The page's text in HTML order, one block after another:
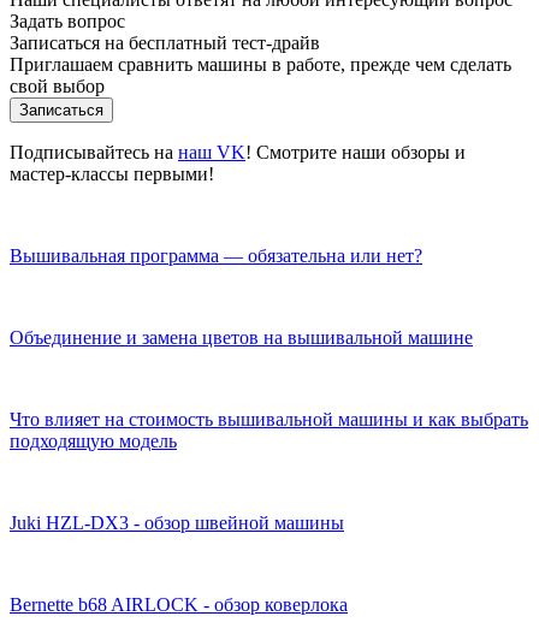
Задать вопрос
Записаться на бесплатный тест-драйв
Приглашаем сравнить машины в работе, прежде чем сделать
свой выбор
Записаться
Подписывайтесь на наш VK! Смотрите наши обзоры и
мастер-классы первыми!
Вышивальная программа — обязательна или нет?
Объединение и замена цветов на вышивальной машине
Что влияет на стоимость вышивальной машины и как выбрать
подходящую модель
Juki HZL-DX3 - обзор швейной машины
Bernette b68 AIRLOCK - обзор коверлока